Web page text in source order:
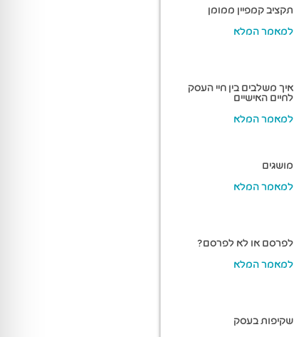
תקציב קמפיין ממומן
למאמר המלא
איך משלבים בין חיי העסק
לחיים האישיים
למאמר המלא
מושגים
למאמר המלא
לפרסם או לא לפרסם?
למאמר המלא
שקיפות בעסק